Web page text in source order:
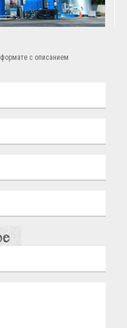
с описанием